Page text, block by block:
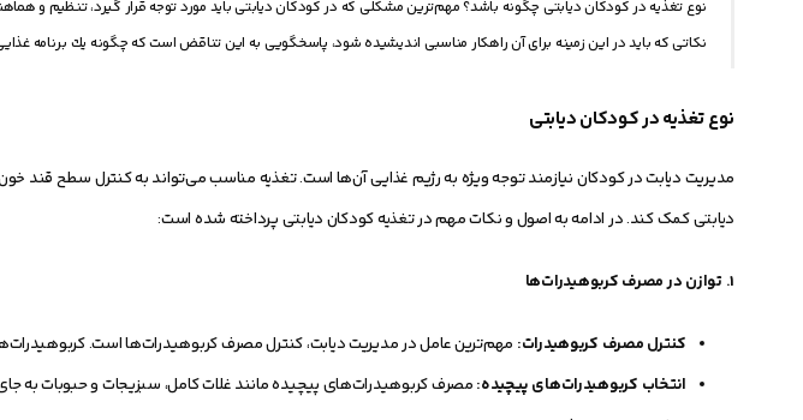
نوع تغذیه در كودكان دیابتی چگونه باشد؟ مهم‌ترین مشكلی كه در كودكان دیابتی باید مورد توجه قرار گیرد، تنظیم و
نكاتی كه باید در این زمینه برای آن راهكار مناسبی اندیشیده شود، پاسخگویی به این تناقض است كه چگونه یك برنامه‌
نوع تغذیه در کودکان دیابتی
مدیریت دیابت در کودکان نیازمند توجه ویژه به رژیم غذایی آن‌ها است. تغذیه مناسب می‌تواند به کنترل سطح قند
دیابتی کمک کند. در ادامه به اصول و نکات مهم در تغذیه کودکان دیابتی پرداخته شده است:
1. توازن در مصرف کربوهیدرات‌ها
کنترل مصرف کربوهیدرات: مهم‌ترین عامل در مدیریت دیابت، کنترل مصرف کربوهیدرات‌ها است.
انتخاب کربوهیدرات‌های پیچیده: مصرف کربوهیدرات‌های پیچیده مانند غلات کامل، سبزیجات و حبوبات به